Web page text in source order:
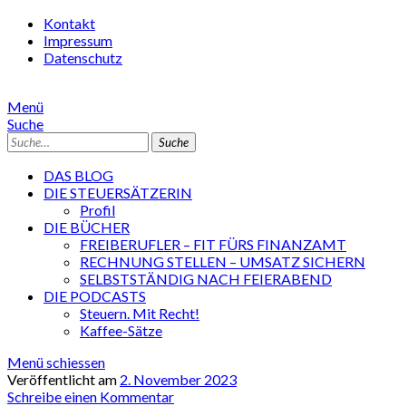
Kontakt
Impressum
Datenschutz
Menü
Suche
Suche
DAS BLOG
DIE STEUERSÄTZERIN
Profil
DIE BÜCHER
FREIBERUFLER – FIT FÜRS FINANZAMT
RECHNUNG STELLEN – UMSATZ SICHERN
SELBSTSTÄNDIG NACH FEIERABEND
DIE PODCASTS
Steuern. Mit Recht!
Kaffee-Sätze
Menü schiessen
Veröffentlicht am 2. November 2023
Schreibe einen Kommentar